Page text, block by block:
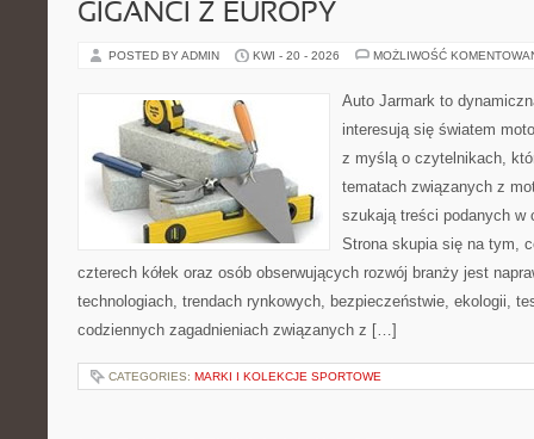
GIGANCI Z EUROPY
POSTED BY ADMIN KWI - 20 - 2026 MOŻLIWOŚĆ
Auto Jarmark to
interesują się światem
z myślą o czytelnikach,
tematach związanych z
szukają treści podanych
Strona skupia się na tym,
czterech kółek oraz osób obserwujących rozwój branży jest
technologiach, trendach rynkowych, bezpieczeństwie, ekologii,
codziennych zagadnieniach związanych z […]
CATEGORIES: MARKI I KOLEKCJE SPORTOWE